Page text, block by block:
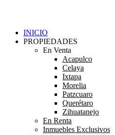
INICIO
PROPIEDADES
En Venta
Acapulco
Celaya
Ixtapa
Morelia
Patzcuaro
Querétaro
Zihuatanejo
En Renta
Inmuebles Exclusivos